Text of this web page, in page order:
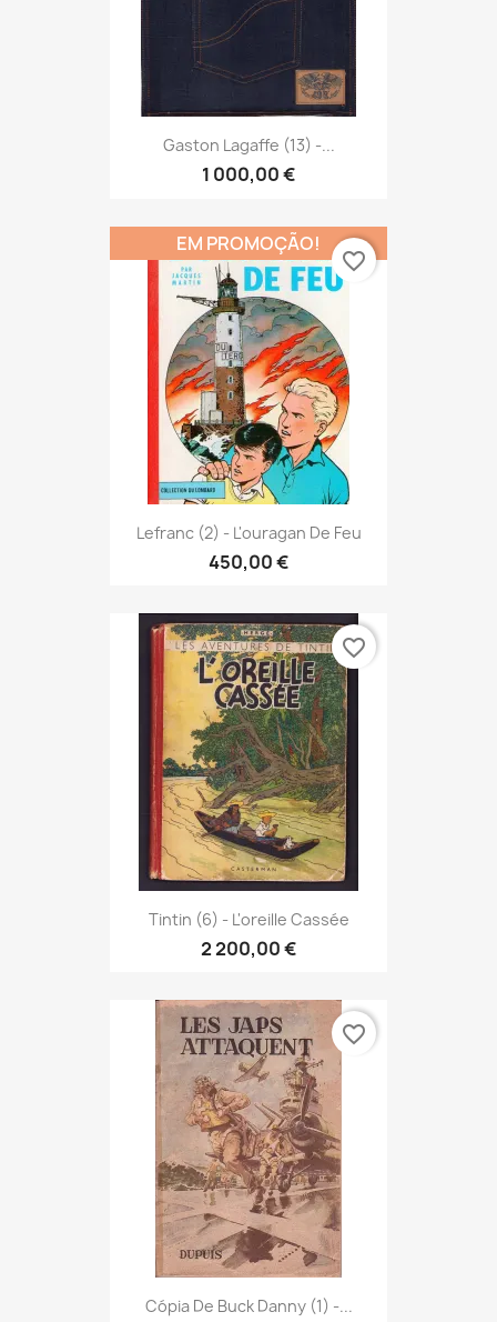
Gaston Lagaffe (13) -...
1 000,00 €
Lefranc (2) - L'ouragan De Feu
450,00 €
EM PROMOÇÃO!
favorite_border
Tintin (6) - L'oreille Cassée
2 200,00 €
favorite_border
Cópia De Buck Danny (1) -...
favorite_border